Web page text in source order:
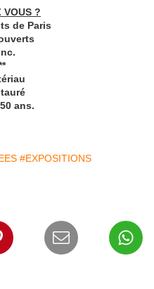
VOUS ?
de Paris
ans.
#EXPOSITIONS